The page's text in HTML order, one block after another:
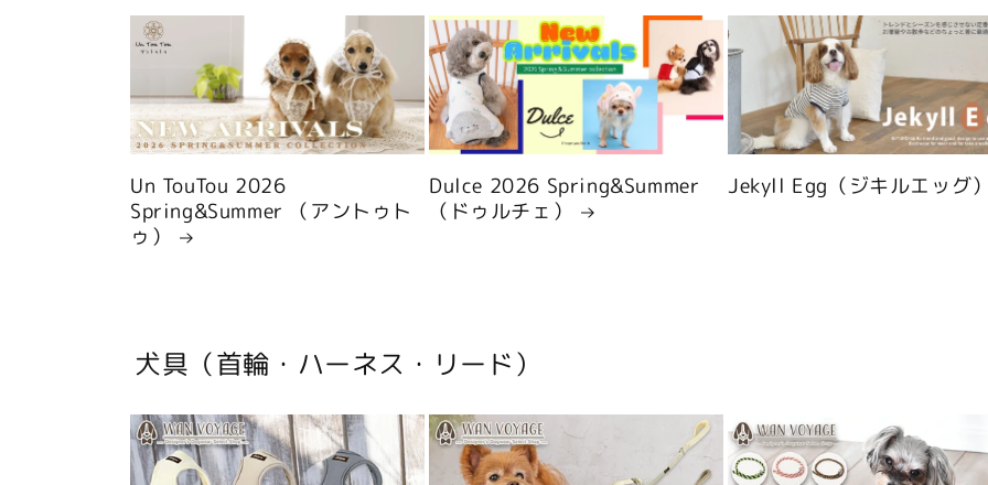
Un TouTou 2026
Spring&Summer （アントゥト
ゥ）
Dulce 2026 Spring&Summer
（ドゥルチェ）
Jekyll Egg（ジキルエッグ
犬具（首輪・ハーネス・リード）